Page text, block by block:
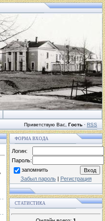
Приветствую Вас Гость · RSS
ФОРМА ВХОДА
Логин:
Пароль:
запомнить
Забыл пароль| Регистрация
СТАТИСТИКА